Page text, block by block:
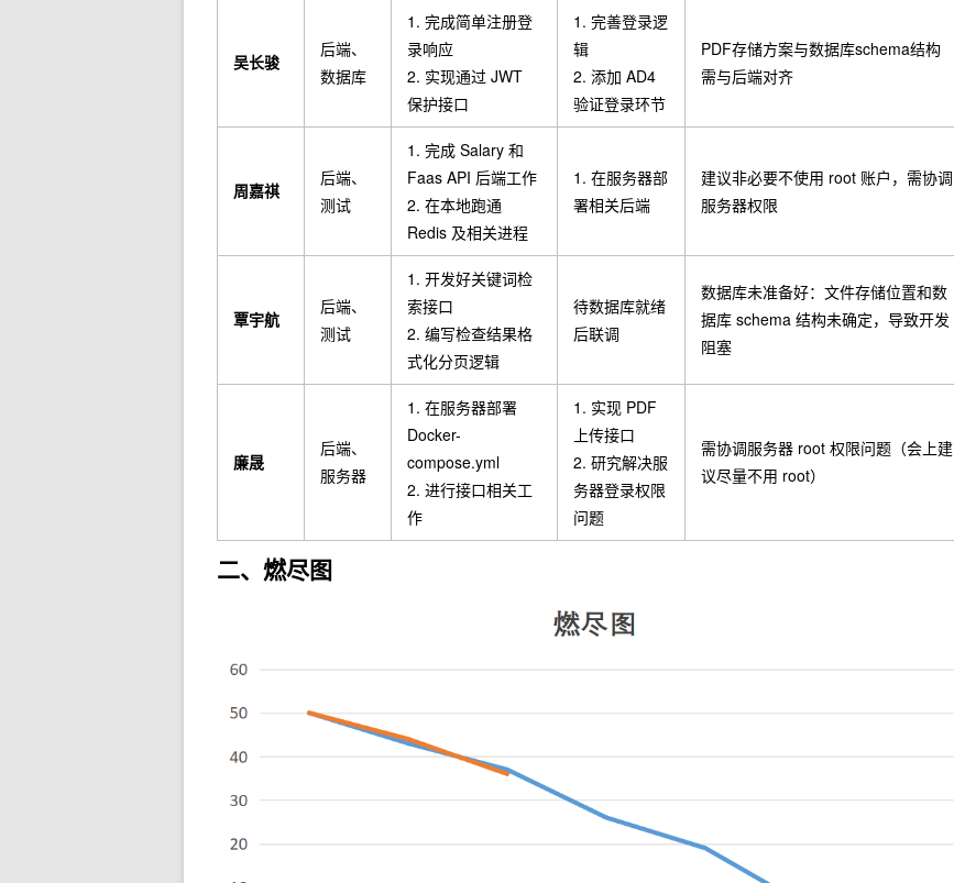
吴长骏
后端、
数据库
1. 完成简单注册登
录响应
2. 实现通过 JWT
保护接口
1. 完善登录逻
辑
2. 添加 AD4
验证登录环节
PDF存储方案与数据库schema结构
需与后端对齐
周嘉祺
后端、
测试
1. 完成 Salary 和
Faas API 后端工作
2. 在本地跑通
Redis 及相关进程
1. 在服务器部
署相关后端
建议非必要不使用 root 账户，需协调
服务器权限
覃宇航
后端、
测试
1. 开发好关键词检
索接口
2. 编写检查结果格
式化分页逻辑
待数据库就绪
后联调
数据库未准备好：文件存储位置和数
据库 schema 结构未确定，导致开发
阻塞
廉晟
后端、
服务器
1. 在服务器部署
Docker-
compose.yml
2. 进行接口相关工
作
1. 实现 PDF
上传接口
2. 研究解决服
务器登录权限
问题
需协调服务器 root 权限问题（会上建
议尽量不用 root）
二、燃尽图